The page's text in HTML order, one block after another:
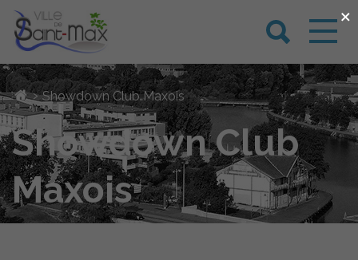
› Showdown Club Maxois
Showdown Club
Maxois
×